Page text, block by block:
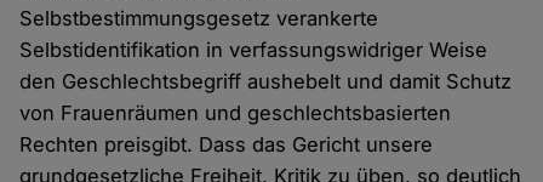
Selbstbestimmungsgesetz verankerte
Selbstidentifikation in verfassungswidriger Weise
den Geschlechtsbegriff aushebelt und damit Schutz
von Frauenräumen und geschlechtsbasierten
Rechten preisgibt. Dass das Gericht unsere
grundgesetzliche Freiheit, Kritik zu üben, so deutlich